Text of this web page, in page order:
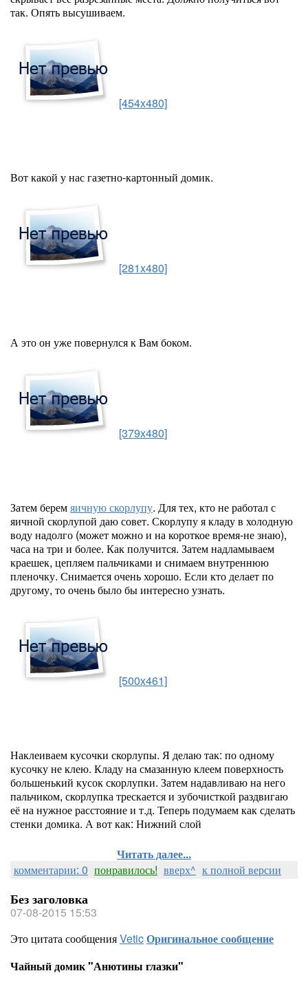
так. Опять высушиваем.
[454x480]
Вот какой у нас газетно-картонный домик.
[281x480]
А это он уже повернулся к Вам боком.
[379x480]
Затем беремяичную скорлупу. Для тех, кто не работал с
яичной скорлупой даю совет. Скорлупу я кладу в холодную
воду надолго (может можно и на короткое время-не знаю),
часа на три и более. Как получится. Затем надламываем
краешек, цепляем пальчиками и снимаем внутреннюю
пленочку. Снимается очень хорошо. Если кто делает по
другому, то очень было бы интересно узнать.
[500x461]
Наклеиваем кусочки скорлупы. Я делаю так: по одному
кусочку не клею. Кладу на смазанную клеем поверхность
большенький кусок скорлупки. Затем надавливаю на него
пальчиком, скорлупка трескается и зубочисткой раздвигаю
её на нужное расстояние и т.д. Теперь подумаем как сделать
стенки домика. А вот как: Нижний слой
Читать далее...
комментарии: 0 понравилось! вверх^ к полной версии
Без заголовка
07-08-2015 15:53
Это цитата сообщенияVeticОригинальное сообщение
Чайный домик "Анютины глазки"